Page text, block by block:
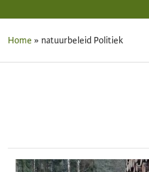
Home »natuurbeleid Politiek